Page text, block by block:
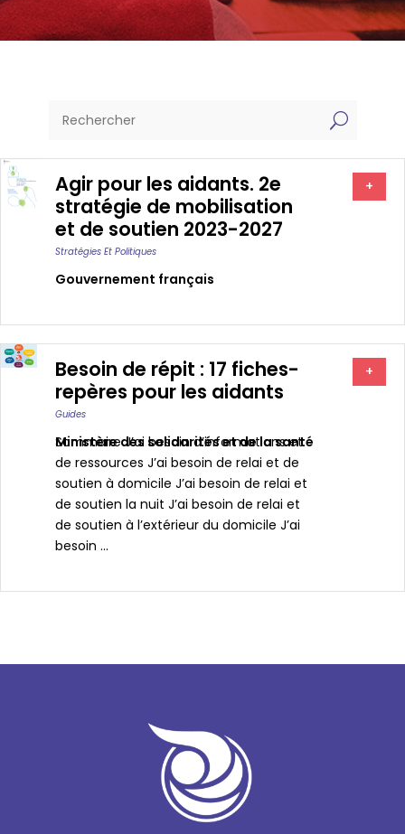
U
Agir pour les aidants. 2e
stratégie de mobilisation
et de soutien 2023-2027
Stratégies Et Politiques
Gouvernement français
+
Besoin de répit : 17 fiches-
repères pour les aidants
Guides
Ministère des solidarités et de la santé
Sommaire J’ai besoin d’informations et
de ressources J’ai besoin de relai et de
soutien à domicile J’ai besoin de relai et
de soutien la nuit J’ai besoin de relai et
de soutien à l’extérieur du domicile J’ai
besoin ...
+